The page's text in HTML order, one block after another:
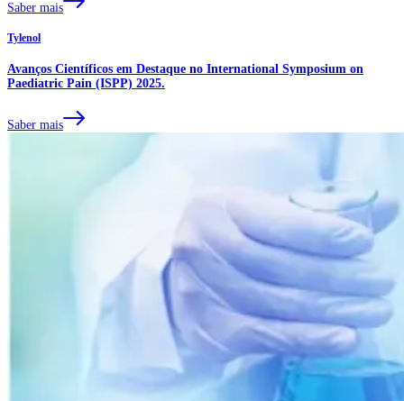
Saber mais
Tylenol
Avanços Científicos em Destaque no International Symposium on
Paediatric Pain (ISPP) 2025.
Saber mais